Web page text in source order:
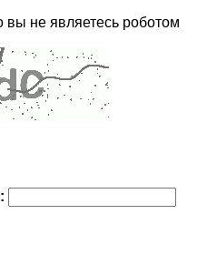
вы не являетесь роботом